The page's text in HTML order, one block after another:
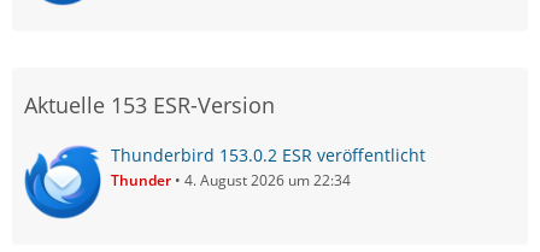
Aktuelle 153 ESR-Version
Thunderbird 153.0.2 ESR veröffentlicht
Thunder 4. August 2026 um 22:34